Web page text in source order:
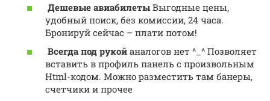
Дешевые авиабилеты Выгодные цены,
удобный поиск, без комиссии, 24 часа.
Бронируй сейчас – плати потом!
Всегда под рукой аналогов нет ^_^ Позволяет
вставить в профиль панель с произвольным
Html-кодом. Можно разместить там банеры,
счетчики и прочее